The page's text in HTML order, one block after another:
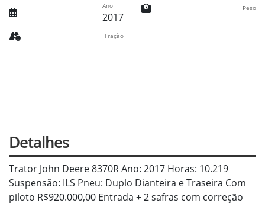
Ano
2017
Peso
Tração
Detalhes
Trator John Deere 8370R Ano: 2017 Horas: 10.219
Suspensão: ILS Pneu: Duplo Dianteira e Traseira Com
piloto R$920.000,00 Entrada + 2 safras com correção